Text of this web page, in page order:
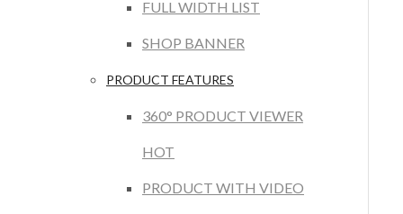
FULL WIDTH LIST
SHOP BANNER
PRODUCT FEATURES
360° PRODUCT VIEWER
HOT
PRODUCT WITH VIDEO